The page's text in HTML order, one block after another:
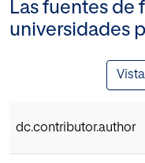
Las fuentes de
universidades
dc.contributor.author